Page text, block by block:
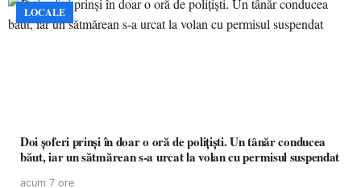
LOCALE
Doi șoferi prinși în doar o oră de polițiști. Un tânăr conducea
băut, iar un sătmărean s-a urcat la volan cu permisul suspendat
acum 7 ore